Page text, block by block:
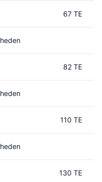
67 TE
82 TE
110 TE
130 TE